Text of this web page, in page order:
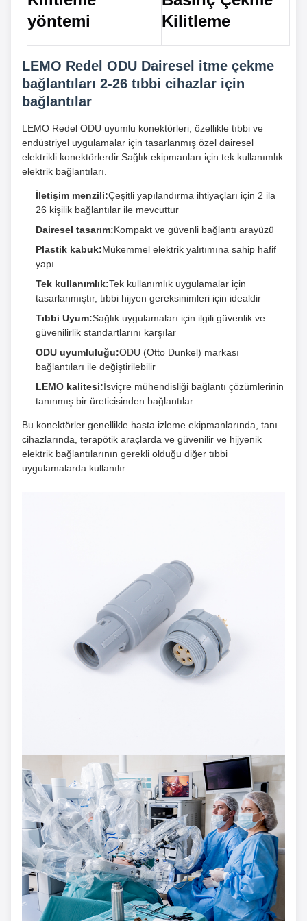
yöntemi
Kilitleme
LEMO Redel ODU Dairesel itme çekme
bağlantıları 2-26 tıbbi cihazlar için
bağlantılar
LEMO Redel ODU uyumlu konektörleri, özellikle tıbbi ve
endüstriyel uygulamalar için tasarlanmış özel dairesel
elektrikli konektörlerdir.Sağlık ekipmanları için tek kullanımlık
elektrik bağlantıları.
İletişim menzili:Çeşitli yapılandırma ihtiyaçları için 2 ila
26 kişilik bağlantılar ile mevcuttur
Dairesel tasarım:Kompakt ve güvenli bağlantı arayüzü
Plastik kabuk:Mükemmel elektrik yalıtımına sahip hafif
yapı
Tek kullanımlık:Tek kullanımlık uygulamalar için
tasarlanmıştır, tıbbi hijyen gereksinimleri için idealdir
Tıbbi Uyum:Sağlık uygulamaları için ilgili güvenlik ve
güvenilirlik standartlarını karşılar
ODU uyumluluğu:ODU (Otto Dunkel) markası
bağlantıları ile değiştirilebilir
LEMO kalitesi:İsviçre mühendisliği bağlantı çözümlerinin
tanınmış bir üreticisinden bağlantılar
Bu konektörler genellikle hasta izleme ekipmanlarında, tanı
cihazlarında, terapötik araçlarda ve güvenilir ve hijyenik
elektrik bağlantılarının gerekli olduğu diğer tıbbi
uygulamalarda kullanılır.